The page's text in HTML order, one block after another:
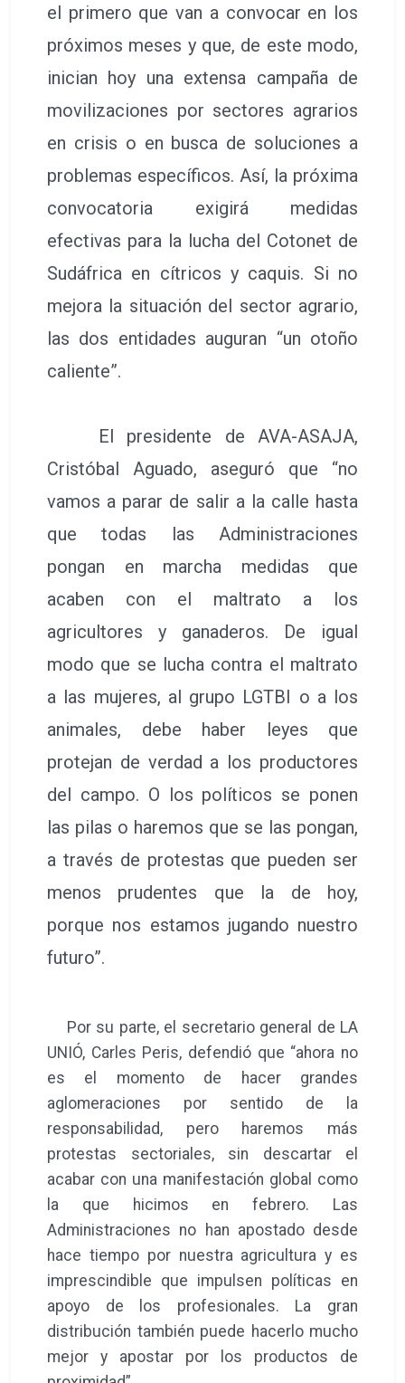
el primero que van a convocar en los
próximos meses y que, de este modo,
inician hoy una extensa campaña de
movilizaciones por sectores agrarios
en crisis o en busca de soluciones a
problemas específicos. Así, la próxima
convocatoria exigirá medidas
efectivas para la lucha del Cotonet de
Sudáfrica en cítricos y caquis. Si no
mejora la situación del sector agrario,
las dos entidades auguran “un otoño
caliente”.
El presidente de AVA-ASAJA,
Cristóbal Aguado, aseguró que “no
vamos a parar de salir a la calle hasta
que todas las Administraciones
pongan en marcha medidas que
acaben con el maltrato a los
agricultores y ganaderos. De igual
modo que se lucha contra el maltrato
a las mujeres, al grupo LGTBI o a los
animales, debe haber leyes que
protejan de verdad a los productores
del campo. O los políticos se ponen
las pilas o haremos que se las pongan,
a través de protestas que pueden ser
menos prudentes que la de hoy,
porque nos estamos jugando nuestro
futuro”.
Por su parte, el secretario general de LA
UNIÓ, Carles Peris, defendió que “ahora no
es el momento de hacer grandes
aglomeraciones por sentido de la
responsabilidad, pero haremos más
protestas sectoriales, sin descartar el
acabar con una manifestación global como
la que hicimos en febrero. Las
Administraciones no han apostado desde
hace tiempo por nuestra agricultura y es
imprescindible que impulsen políticas en
apoyo de los profesionales. La gran
distribución también puede hacerlo mucho
mejor y apostar por los productos de